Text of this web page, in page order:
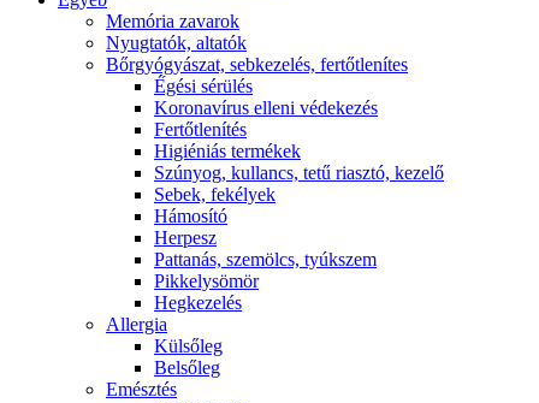
Memória zavarok
Nyugtatók, altatók
Bőrgyógyászat, sebkezelés, fertőtlenítes
É́gési sérülés
Koronavírus elleni védekezés
Fertőtlenítés
Higiéniás termékek
Szúnyog, kullancs, tetű riasztó, kezelő
Sebek, fekélyek
Hámosító
Herpesz
Pattanás, szemölcs, tyúkszem
Pikkelysömör
Hegkezelés
Allergia
Külsőleg
Belsőleg
Emésztés